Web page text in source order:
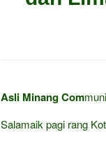
Asli Minang Com
Salamaik pagi rang